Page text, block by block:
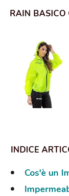
RAIN BASICO
Cos'è un